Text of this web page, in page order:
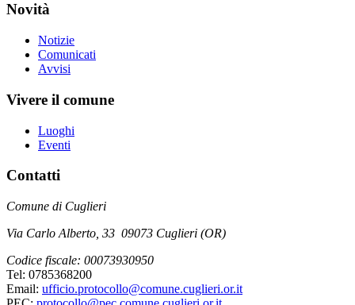
Novità
Notizie
Comunicati
Avvisi
Vivere il comune
Luoghi
Eventi
Contatti
Comune di Cuglieri
Via Carlo Alberto, 33 09073 Cuglieri (OR)
Codice fiscale: 00073930950
Tel: 0785368200
Email: ufficio.protocollo@comune.cuglieri.or.it